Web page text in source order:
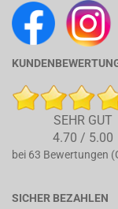
SEHR GUT
4.70 / 5.00
bei 63 Bewertungen
SICHER BEZAHLEN